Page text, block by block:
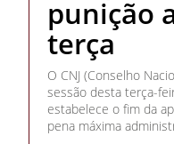
punição
terça
O CNJ (Conselho
sessão desta terça-
estabelece o fim da
pena máxima